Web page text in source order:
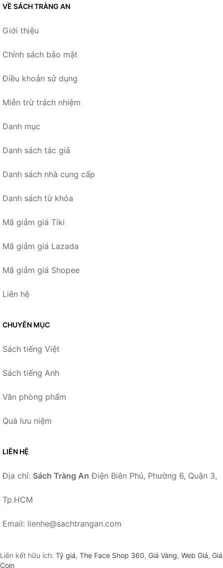
VỀ SÁCH TRÀNG AN
Giới thiệu
Chính sách bảo mật
Điều khoản sử dụng
Miễn trừ trách nhiệm
Danh mục
Danh sách tác giả
Danh sách nhà cung cấp
Danh sách từ khóa
Mã giảm giá Tiki
Mã giảm giá Lazada
Mã giảm giá Shopee
Liên hệ
CHUYÊN MỤC
Sách tiếng Việt
Sách tiếng Anh
Văn phòng phẩm
Quà lưu niệm
LIÊN HỆ
Địa chỉ: Sách Tràng An Điện Biên Phủ, Phường 6, Quận 3,
Tp.HCM
Email: lienhe@sachtrangan.com
Liên kết hữu ích: Tỷ giá, The Face Shop 360, Giá Vàng, Web Giá, Giá
Coin